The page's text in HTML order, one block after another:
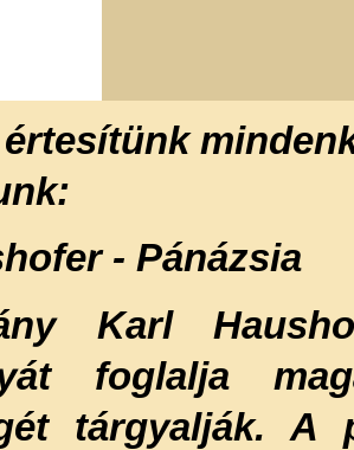
- Pánázsia
Karl
foglalja
tárgyalják. A